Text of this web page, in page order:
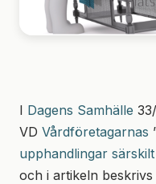
I Dagens Samhälle
VD Vårdföretagarnas
upphandlingar
och i artikeln